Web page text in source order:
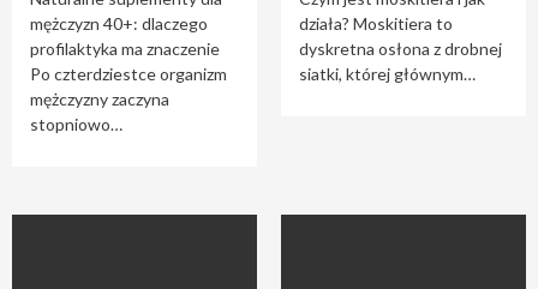
mężczyzn 40+: dlaczego
profilaktyka ma znaczenie
Po czterdziestce organizm
mężczyzny zaczyna
stopniowo…
działa? Moskitiera to
dyskretna osłona z drobnej
siatki, której głównym…